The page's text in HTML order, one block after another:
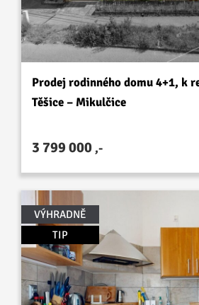
Prodej rodinného domu 4+1, k
Těšice – Mikulčice
3 799 000 ,-
VÝHRADNĚ
TIP